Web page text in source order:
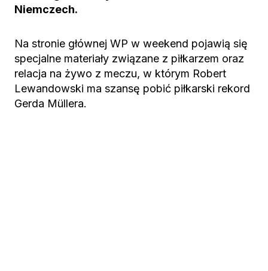
Niemczech.
Na stronie głównej WP w weekend pojawią się
specjalne materiały związane z piłkarzem oraz
relacja na żywo z meczu, w którym Robert
Lewandowski ma szansę pobić piłkarski rekord
Gerda Müllera.